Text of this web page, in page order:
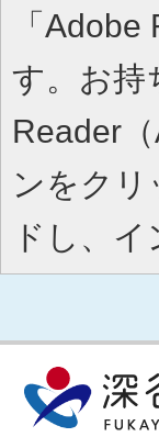
「
す。お持
Reader
ンをク
ドし、